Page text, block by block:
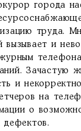
города
труда.
вызывает и
Зачастую
и
на
о
дефектов.